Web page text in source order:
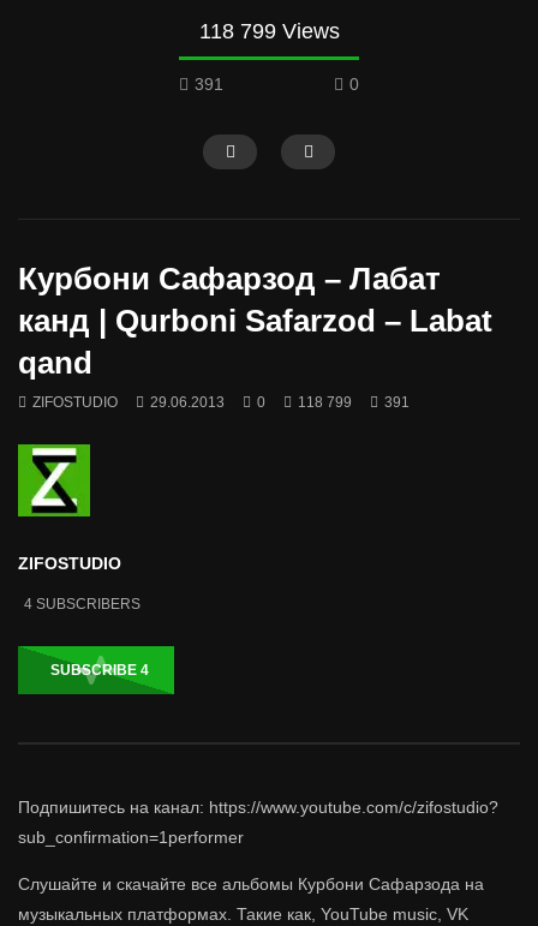
118 799 Views
391 0
Курбони Сафарзод – Лабат
канд | Qurboni Safarzod – Labat
qand
ZIFOSTUDIO 29.06.2013 0 118 799 391
ZIFOSTUDIO
4 SUBSCRIBERS
SUBSCRIBE 4
Подпишитесь на канал: https://www.youtube.com/c/zifostudio?
sub_confirmation=1performer
Слушайте и скачайте все альбомы Курбони Сафарзода на
музыкальных платформах. Такие как, YouTube music, VK